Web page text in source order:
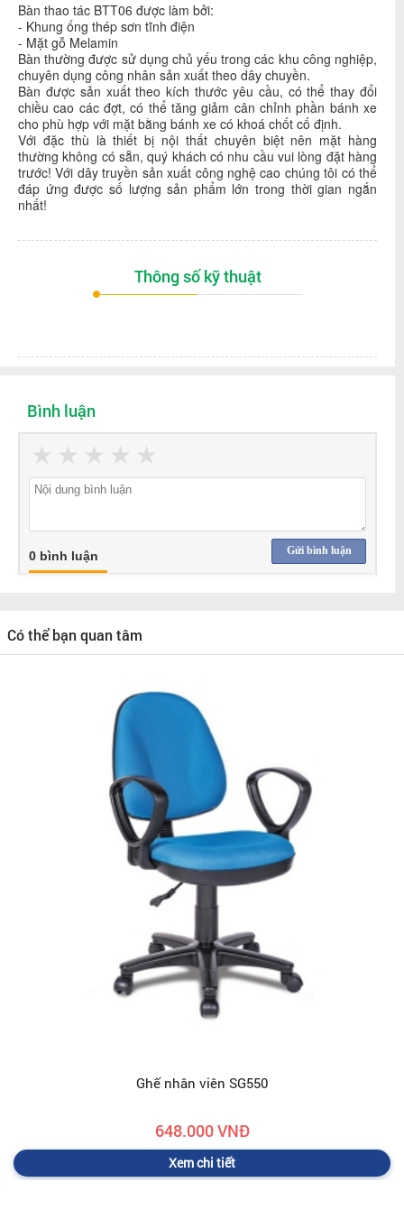
Bàn thao tác BTT06 được làm bởi:
- Khung ống thép sơn tĩnh điện
- Mặt gỗ Melamin
Bàn thường được sử dụng chủ yếu trong các khu công nghiệp,
chuyên dụng công nhân sản xuất theo dây chuyền.
Bàn được sản xuất theo kích thước yêu cầu, có thể thay đổi
chiều cao các đợt, có thể tăng giảm cân chỉnh phần bánh xe
cho phù hợp với mặt bằng bánh xe có khoá chốt cố định.
Với đặc thù là thiết bị nội thất chuyên biệt nên mặt hàng
thường không có sẵn, quý khách có nhu cầu vui lòng đặt hàng
trước! Với dây truyền sản xuất công nghệ cao chúng tôi có thể
đáp ứng được số lượng sản phẩm lớn trong thời gian ngắn
nhất!
Thông số kỹ thuật
Bình luận
★
★
★
★
★
Gửi bình luận
0 bình luận
Có thể bạn quan tâm
Ghế nhân viên SG550
648.000 VNĐ
Xem chi tiết